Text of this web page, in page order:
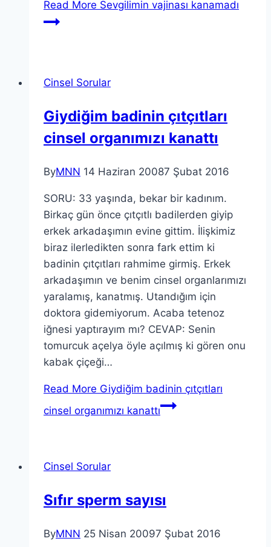
Read More Sevgilimin vajinası kanamadı
Cinsel Sorular
Giydiğim badinin çıtçıtları
cinsel organımızı kanattı
ByMNN 14 Haziran 20087 Şubat 2016
SORU: 33 yaşında, bekar bir kadınım.
Birkaç gün önce çıtçıtlı badilerden giyip
erkek arkadaşımın evine gittim. İlişkimiz
biraz ilerledikten sonra fark ettim ki
badinin çıtçıtları rahmime girmiş. Erkek
arkadaşımın ve benim cinsel organlarımızı
yaralamış, kanatmış. Utandığım için
doktora gidemiyorum. Acaba tetenoz
iğnesi yaptırayım mı? CEVAP: Senin
tomurcuk açelya öyle açılmış ki gören onu
kabak çiçeği…
Read More Giydiğim badinin çıtçıtları
cinsel organımızı kanattı
Cinsel Sorular
Sıfır sperm sayısı
ByMNN 25 Nisan 20097 Şubat 2016